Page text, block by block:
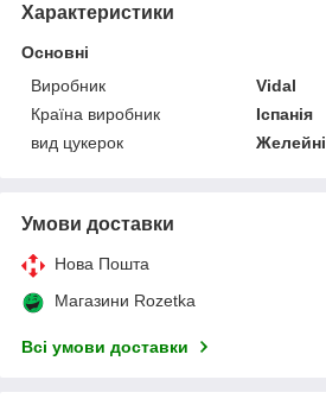
Характеристики
Основні
Виробник
Vidal
Країна виробник
Іспанія
вид цукерок
Желейні
Умови доставки
Нова Пошта
Магазини Rozetka
Всі умови доставки